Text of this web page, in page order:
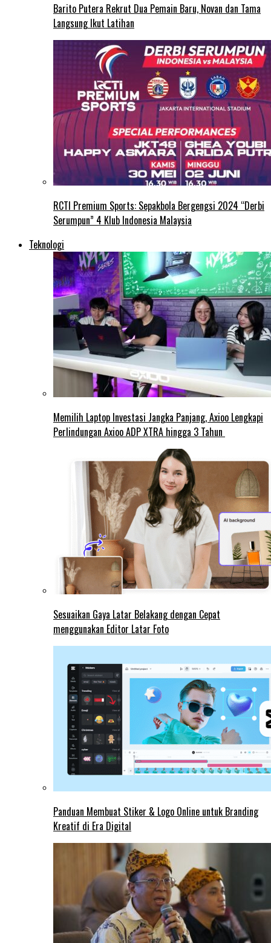
Barito Putera Rekrut Dua Pemain Baru, Novan dan Tama
Langsung Ikut Latihan
RCTI Premium Sports: Sepakbola Bergengsi 2024 “Derbi
Serumpun” 4 Klub Indonesia Malaysia
Teknologi
Memilih Laptop Investasi Jangka Panjang, Axioo Lengkapi
Perlindungan Axioo ADP XTRA hingga 3 Tahun
Sesuaikan Gaya Latar Belakang dengan Cepat
menggunakan Editor Latar Foto
Panduan Membuat Stiker & Logo Online untuk Branding
Kreatif di Era Digital